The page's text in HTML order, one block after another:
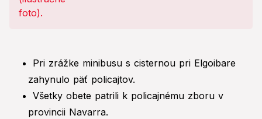
Pri zrážke minibusu s cisternou pri Elgoibare
zahynulo päť policajtov.
Všetky obete patrili k policajnému zboru v
provincii Navarra.